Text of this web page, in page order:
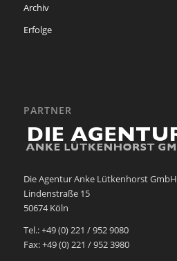
Archiv
Erfolge
PARTNER
Die Agentur Anke Lütkenhorst GmbH
Lindenstraße 15
50674 Köln
Tel.: +49 (0) 221 / 952 9080
Fax: +49 (0) 221 / 952 3980